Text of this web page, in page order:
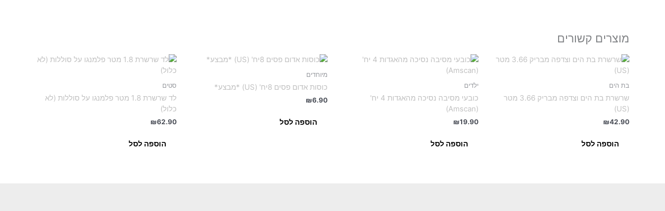
מוצרים קשורים
בת הים
שרשרת בת הים וצדפה מבריק 3.66 מטר
(US)
₪42.90
הוספה לסל
ילדים
כובעי מסיבה נסיכה מהאגדות 4 יח'
(Amscan)
₪19.90
הוספה לסל
מיוחדים
כוסות אדום פסים 8יח' (US) *מבצע*
₪6.90
הוספה לסל
סטים
לד שרשרת 1.8 מטר פלמנגו על סוללות (לא
כלול)
₪62.90
הוספה לסל